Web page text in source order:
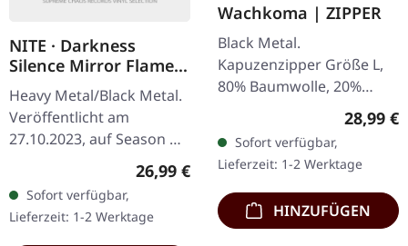
NITE · Darkness
Silence Mirror Flame |
WHITE/BLACK
MARBLED LP
Heavy Metal/Black Metal.
Veröffentlicht am
27.10.2023, auf Season Of
Mist. Weiß-schwarz
marmoriertes Vinyl,
limitiert auf 200 Stück im
Gatefold-Cover…
Regulärer Preis:
26,99 €
Sofort verfügbar,
Lieferzeit: 1-2 Werktage
Wachkoma | ZIPPER
Black Metal.
Kapuzenzipper Größe L,
80% Baumwolle, 20%
Polyester Spezialdruck
über den Reißverschluss!
28,99 €
Sofort verfügbar,
Lieferzeit: 1-2 Werktage
HINZUFÜGEN